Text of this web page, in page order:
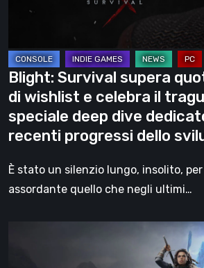
e
celebra
il
traguardo
con
uno
speciale
dedicato
Blight: Survival supera
di wishlist e celebra il
speciale deep dive
recenti progressi dello
È stato un silenzio lungo, insolito,
assordante quello che negli ultimi…